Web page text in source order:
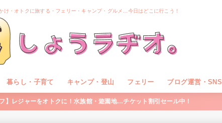
け・オトクに旅する・フェリー・キャンプ・グルメ…今日はどこに行こう！
暮らし・子育て キャンプ・登山 フェリー ブログ運営・SNS
】レジャーをオトクに！水族館・遊園地…チケット割引セール中！